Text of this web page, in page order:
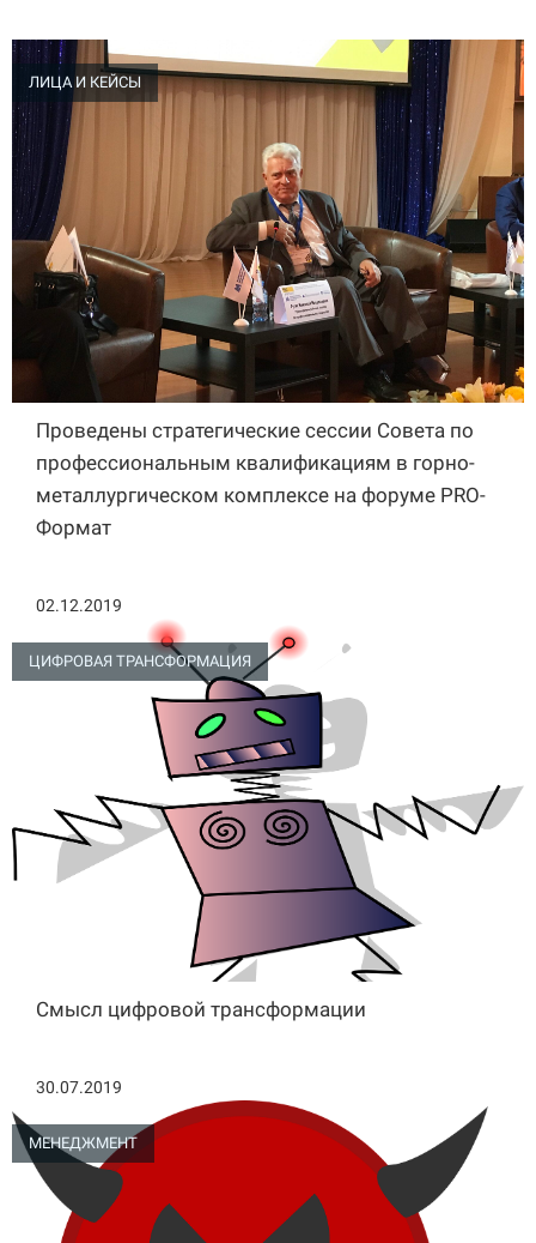
ЛИЦА И КЕЙСЫ
Проведены стратегические сессии Совета по
профессиональным квалификациям в горно-
металлургическом комплексе на форуме PRO-
Формат
02.12.2019
ЦИФРОВАЯ ТРАНСФОРМАЦИЯ
Смысл цифровой трансформации
30.07.2019
МЕНЕДЖМЕНТ